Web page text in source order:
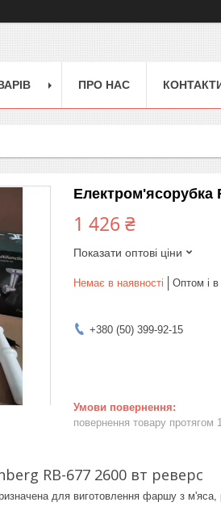
ПРО НАС
Електром'ясорубка
1 426 ₴
Показати оптові ціни
Немає в наявності Оптом і в
+380 (50) 399-92-15
повернення товару протягом
RB-677 2600 вт реверс
для виготовлення фаршу з м'яса,